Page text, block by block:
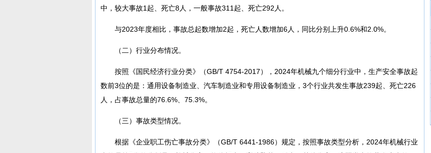
中，较大事故1起、死亡8人，一般事故311起、死亡292人。
与2023年度相比，事故总起数增加2起，死亡人数增加6人，同比分别上升0.6%和2.0%。
（二）行业分布情况。
按照《国民经济行业分类》（GB/T 4754-2017），2024年机械九个细分行业中，生产安全事故起
数前3位的是：通用设备制造业、汽车制造业和专用设备制造业，3个行业共发生事故239起、死亡226
人，占事故总量的76.6%、75.3%。
（三）事故类型情况。
根据《企业职工伤亡事故分类》（GB/T 6441-1986）规定，按照事故类型分析，2024年机械行业